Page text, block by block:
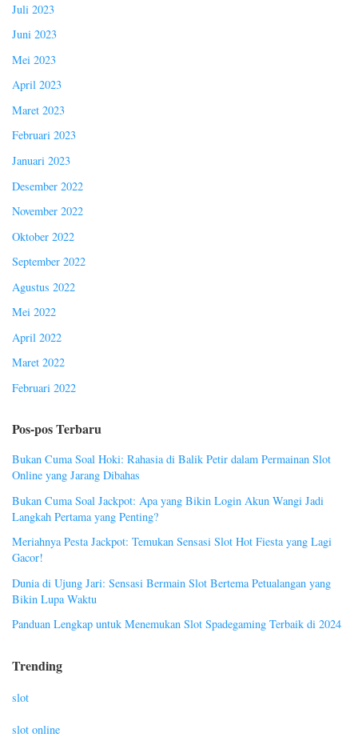
Juli 2023
Juni 2023
Mei 2023
April 2023
Maret 2023
Februari 2023
Januari 2023
Desember 2022
November 2022
Oktober 2022
September 2022
Agustus 2022
Mei 2022
April 2022
Maret 2022
Februari 2022
Pos-pos Terbaru
Bukan Cuma Soal Hoki: Rahasia di Balik Petir dalam Permainan Slot
Online yang Jarang Dibahas
Bukan Cuma Soal Jackpot: Apa yang Bikin Login Akun Wangi Jadi
Langkah Pertama yang Penting?
Meriahnya Pesta Jackpot: Temukan Sensasi Slot Hot Fiesta yang Lagi
Gacor!
Dunia di Ujung Jari: Sensasi Bermain Slot Bertema Petualangan yang
Bikin Lupa Waktu
Panduan Lengkap untuk Menemukan Slot Spadegaming Terbaik di 2024
Trending
slot
slot online